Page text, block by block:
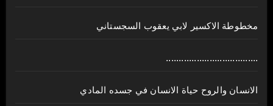
مخطوطة الاكسير لابي يعقوب السجستاني
....................................
الانسان والروح حياة الانسان في جسده المادي